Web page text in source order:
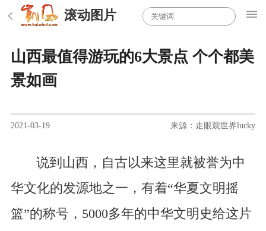
滚动图片
山西最值得游玩的6大景点 个个都美
景如画
2021-03-19 来源：走眼观世界lucky
说到山西，自古以来这里就被誉为中
华文化的发源地之一，有着“华夏文明摇
篮”的称号，5000多年的中华文明史给这片